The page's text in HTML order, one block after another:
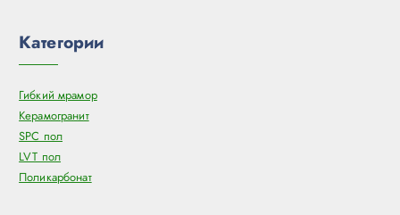
Категории
Гибкий мрамор
Керамогранит
SPC пол
LVT пол
Поликарбонат